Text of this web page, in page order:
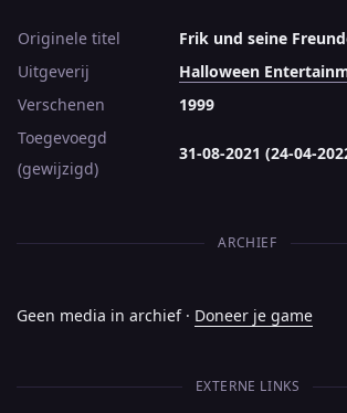
Originele titel
Frik und seine
Uitgeverij
Halloween
Verschenen
1999
Toegevoegd
(gewijzigd)
31-08-2021 (24-04-
ARCHIEF
Geen media in archief · Doneer je game
EXTERNE LINKS